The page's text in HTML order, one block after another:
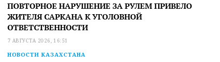
ПОВТОРНОЕ НАРУШЕНИЕ ЗА РУЛЕМ ПРИВЕЛО
ЖИТЕЛЯ САРКАНА К УГОЛОВНОЙ
ОТВЕТСТВЕННОСТИ
7 АВГУСТА 2026, 16:51
НОВОСТИ КАЗАХСТАНА